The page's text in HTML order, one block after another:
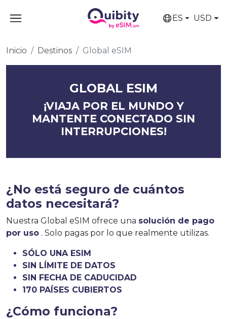
ES USD
Inicio Destinos Global eSIM
GLOBAL ESIM
¡VIAJA POR EL MUNDO Y
MANTENTE CONECTADO SIN
INTERRUPCIONES!
¿No está seguro de cuántos
datos necesitará?
Nuestra Global eSIM ofrece una solución de pago
por uso . Solo pagas por lo que realmente utilizas.
SÓLO UNA ESIM
SIN LÍMITE DE DATOS
SIN FECHA DE CADUCIDAD
170 PAÍSES CUBIERTOS
¿Cómo funciona?